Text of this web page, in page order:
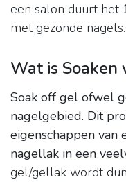
een salon duurt het
met gezonde nagels.
Wat is Soaken
Soak off gel ofwel
nagelgebied. Dit
eigenschappen van
nagellak in een
gel/gellak wordt